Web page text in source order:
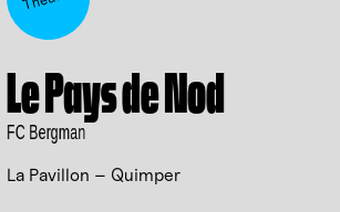
Le Pays de Nod
FC Bergman
La Pavillon – Quimper